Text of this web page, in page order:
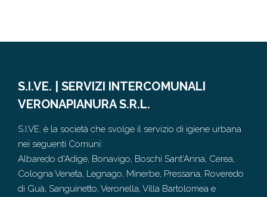
S.I.VE. | SERVIZI INTERCOMUNALI
VERONAPIANURA S.R.L.
S.I.VE. è la società che svolge il servizio di igiene urbana
nei seguenti Comuni:
Albaredo d'Adige, Bonavigo, Boschi Sant'Anna, Cerea,
Cologna Veneta, Legnago, Minerbe, Pressana, Roveredo
di Guà, Sanguinetto, Veronella, Villa Bartolomea e